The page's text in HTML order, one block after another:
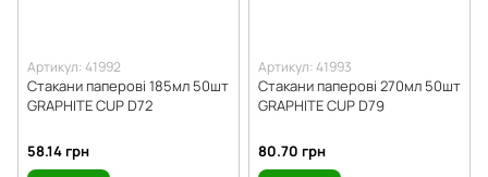
Артикул: 41992
Стакани паперові 185мл 50шт
GRAPHITE CUP D72
58.14 грн
Артикул: 41993
Стакани паперові 270мл 50шт
GRAPHITE CUP D79
80.70 грн